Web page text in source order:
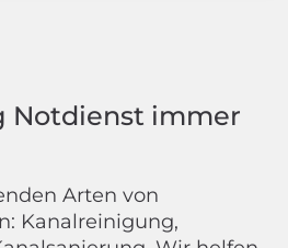
Notdienst immer
Arten von
Kanalreinigung,